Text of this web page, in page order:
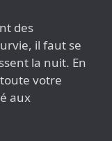
des
il faut se
la nuit. En
votre
aux